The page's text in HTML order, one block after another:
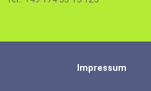
Impressum